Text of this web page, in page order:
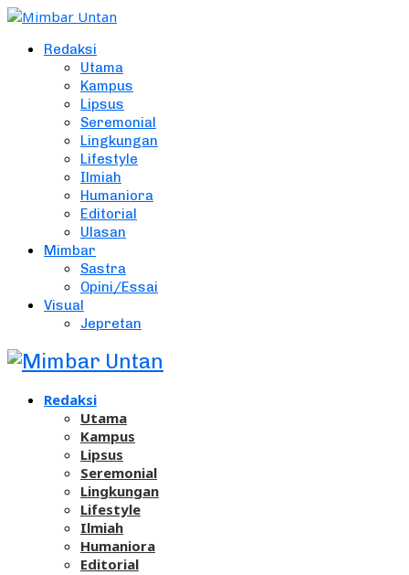
Redaksi
Utama
Kampus
Lipsus
Seremonial
Lingkungan
Lifestyle
Ilmiah
Humaniora
Editorial
Ulasan
Mimbar
Sastra
Opini/Essai
Visual
Jepretan
Redaksi
Utama
Kampus
Lipsus
Seremonial
Lingkungan
Lifestyle
Ilmiah
Humaniora
Editorial